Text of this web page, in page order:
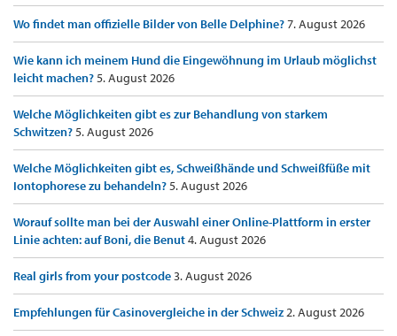
Wo findet man offizielle Bilder von Belle Delphine?7. August 2026
Wie kann ich meinem Hund die Eingewöhnung im Urlaub möglichst
leicht machen?5. August 2026
Welche Möglichkeiten gibt es zur Behandlung von starkem
Schwitzen?5. August 2026
Welche Möglichkeiten gibt es, Schweißhände und Schweißfüße mit
Iontophorese zu behandeln?5. August 2026
Worauf sollte man bei der Auswahl einer Online-Plattform in erster
Linie achten: auf Boni, die Benut4. August 2026
Real girls from your postcode3. August 2026
Empfehlungen für Casinovergleiche in der Schweiz2. August 2026